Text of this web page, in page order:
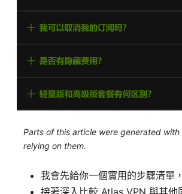
Parts of this article were generated
relying on them.
我會先給你一個實用的步驟清單
接著深入比較 Atlas VPN 與其他